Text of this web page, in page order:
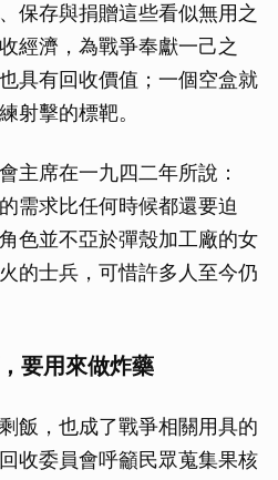
保存與捐贈這些看似無用之
經濟，為戰爭奉獻一己之
具有回收價值；一個空盒就
射擊的標靶。
主席在一九四二年所說：
需求比任何時候都還要迫
色並不亞於彈殼加工廠的女
的士兵，可惜許多人至今仍
要用來做炸藥
飯，也成了戰爭相關用具的
收委員會呼籲民眾蒐集果核